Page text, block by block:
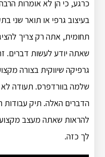
כרגע, כי הן לא אומרות
בעיצוב גרפי או תואר שני
תחומית, אתה רק צריך
שאתה יודע לעשות דברים.
גרפיקה שיווקית בצורה
שלמה בוורדפרס. תעודה
הדברים האלה. תיק עבודות
להראות שאתה מעצב
לך כזה.